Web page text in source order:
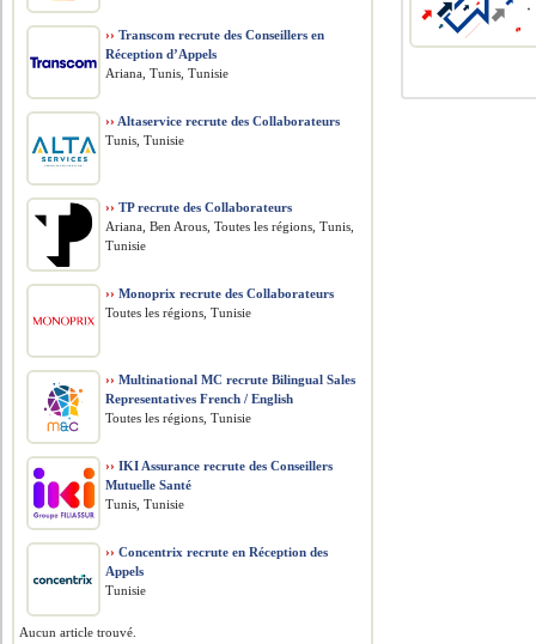
›› Transcom recrute des Conseillers en
Réception d’Appels
Ariana, Tunis, Tunisie
›› Altaservice recrute des Collaborateurs
Tunis, Tunisie
›› TP recrute des Collaborateurs
Ariana, Ben Arous, Toutes les régions, Tunis,
Tunisie
›› Monoprix recrute des Collaborateurs
Toutes les régions, Tunisie
›› Multinational MC recrute Bilingual Sales
Representatives French / English
Toutes les régions, Tunisie
›› IKI Assurance recrute des Conseillers
Mutuelle Santé
Tunis, Tunisie
›› Concentrix recrute en Réception des
Appels
Tunisie
Aucun article trouvé.